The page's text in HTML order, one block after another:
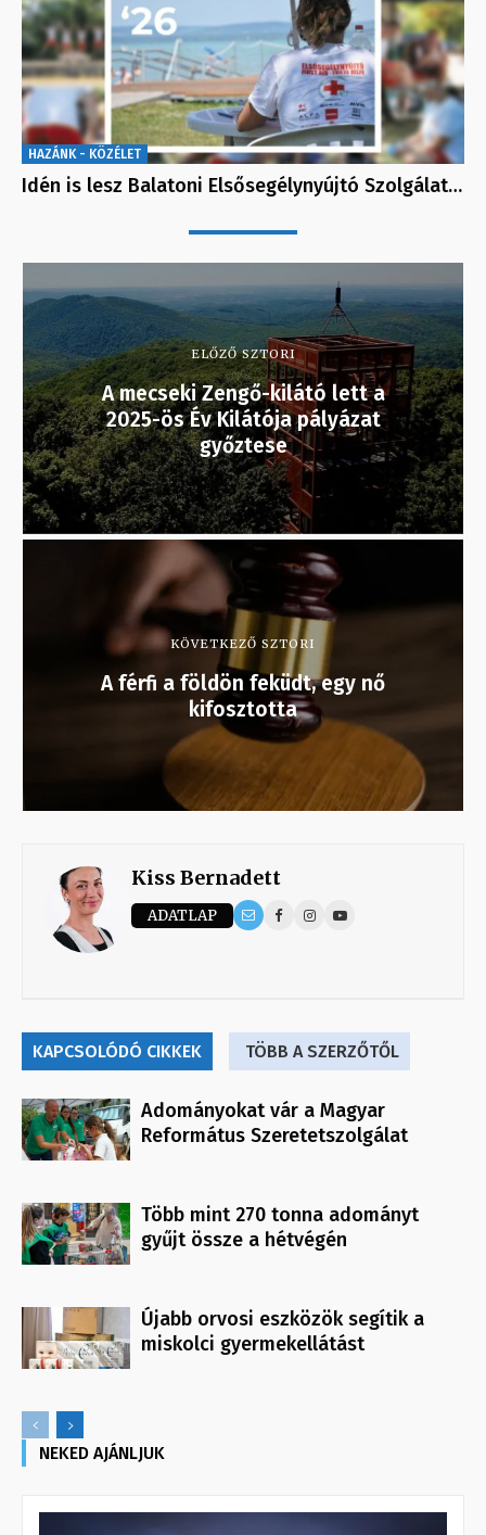
HAZÁNK - KÖZÉLET
Idén is lesz Balatoni Elsősegélynyújtó Szolgálat…
ELŐZŐ SZTORI
A mecseki Zengő-kilátó lett a
2025-ös Év Kilátója pályázat
győztese
KÖVETKEZŐ SZTORI
A férfi a földön feküdt, egy nő
kifosztotta
Kiss Bernadett
ADATLAP
KAPCSOLÓDÓ CIKKEK TÖBB A SZERZŐTŐL
Adományokat vár a Magyar
Református Szeretetszolgálat
Több mint 270 tonna adományt
gyűjt össze a hétvégén
Újabb orvosi eszközök segítik a
miskolci gyermekellátást
NEKED AJÁNLJUK